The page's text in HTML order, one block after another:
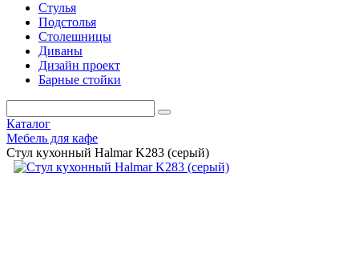
Стулья
Подстолья
Столешницы
Диваны
Дизайн проект
Барные стойки
Каталог
Мебель для кафе
Стул кухонный Halmar K283 (серый)